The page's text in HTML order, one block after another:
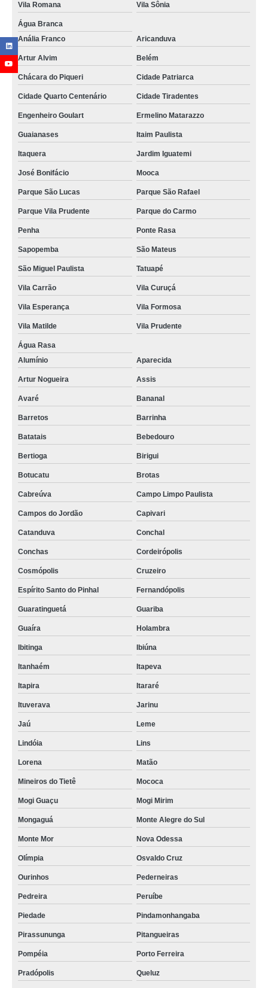
Vila Romana Vila Sônia
Água Branca
Anália Franco
Aricanduva
Artur Alvim Belém
Chácara do Piqueri Cidade Patriarca
Cidade Quarto Centenário Cidade Tiradentes
Engenheiro Goulart Ermelino Matarazzo
Guaianases Itaim Paulista
Itaquera Jardim Iguatemi
José Bonifácio Mooca
Parque São Lucas Parque São Rafael
Parque Vila Prudente Parque do Carmo
Penha Ponte Rasa
Sapopemba São Mateus
São Miguel Paulista Tatuapé
Vila Carrão Vila Curuçá
Vila Esperança Vila Formosa
Vila Matilde Vila Prudente
Água Rasa
Alumínio
Aparecida
Artur Nogueira Assis
Avaré Bananal
Barretos Barrinha
Batatais Bebedouro
Bertioga Birigui
Botucatu Brotas
Cabreúva Campo Limpo Paulista
Campos do Jordão Capivari
Catanduva Conchal
Conchas Cordeirópolis
Cosmópolis Cruzeiro
Espírito Santo do Pinhal Fernandópolis
Guaratinguetá Guariba
Guaíra Holambra
Ibitinga Ibiúna
Itanhaém Itapeva
Itapira Itararé
Ituverava Jarinu
Jaú Leme
Lindóia Lins
Lorena Matão
Mineiros do Tietê Mococa
Mogi Guaçu Mogi Mirim
Mongaguá Monte Alegre do Sul
Monte Mor Nova Odessa
Olímpia Osvaldo Cruz
Ourinhos Pederneiras
Pedreira Peruíbe
Piedade Pindamonhangaba
Pirassununga Pitangueiras
Pompéia Porto Ferreira
Pradópolis Queluz